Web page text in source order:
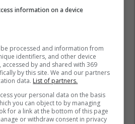
information on a device
processed and information from
identifiers, and other device
by and shared with 369
by this site. We and our partners
data. List of partners.
your personal data on the basis
you can object to by managing
for a link at the bottom of this page
or withdraw consent in privacy